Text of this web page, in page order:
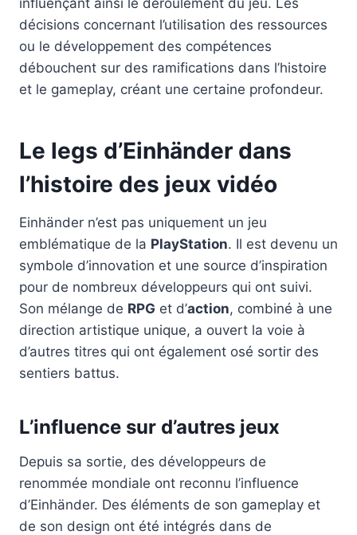
décisions concernant l’utilisation des ressources
ou le développement des compétences
débouchent sur des ramifications dans l’histoire
et le gameplay, créant une certaine profondeur.
Le legs d’Einhänder dans
l’histoire des jeux vidéo
Einhänder n’est pas uniquement un jeu
emblématique de la PlayStation. Il est devenu un
symbole d’innovation et une source d’inspiration
pour de nombreux développeurs qui ont suivi.
Son mélange de RPG et d’action, combiné à une
direction artistique unique, a ouvert la voie à
d’autres titres qui ont également osé sortir des
sentiers battus.
L’influence sur d’autres jeux
Depuis sa sortie, des développeurs de
renommée mondiale ont reconnu l’influence
d’Einhänder. Des éléments de son gameplay et
de son design ont été intégrés dans de